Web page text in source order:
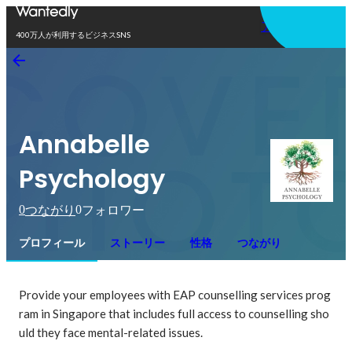
400万人が利用するビジネスSNS
アプリを使う
Annabelle
Psychology
0つながり 0フォロワー
プロフィール ストーリー 性格 つながり
Provide your employees with EAP counselling services prog
ram in Singapore that includes full access to counselling sho
uld they face mental-related issues.